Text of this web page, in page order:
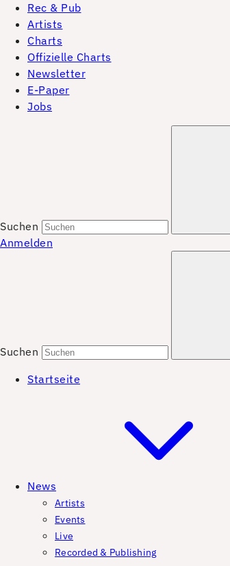
Rec & Pub
Artists
Charts
Offizielle Charts
Newsletter
E-Paper
Jobs
Suchen
Anmelden
Suchen
Startseite
News
Artists
Events
Live
Recorded & Publishing